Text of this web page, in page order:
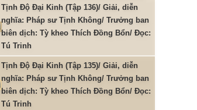
Tịnh Độ Đại Kinh (Tập 136)/ Giải, diễn
nghĩa: Pháp sư Tịnh Không/ Trưởng ban
biên dịch: Tỳ kheo Thích Đồng Bổn/ Đọc:
Tú Trinh
Tịnh Độ Đại Kinh (Tập 135)/ Giải, diễn
nghĩa: Pháp sư Tịnh Không/ Trưởng ban
biên dịch: Tỳ kheo Thích Đồng Bổn/ Đọc:
Tú Trinh